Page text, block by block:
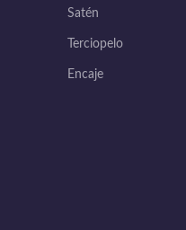
Satén
Terciopelo
Encaje